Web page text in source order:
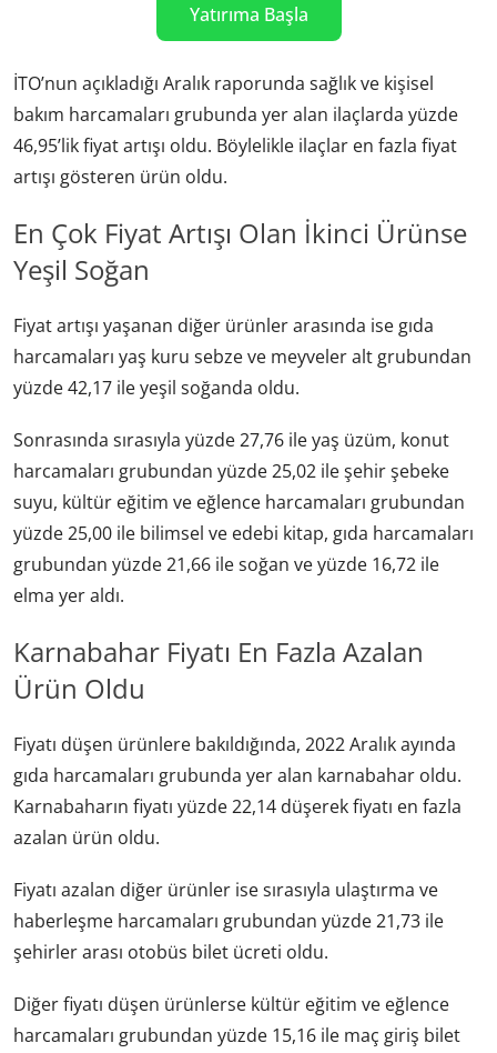
Yatırıma Başla
İTO’nun açıkladığı Aralık raporunda sağlık ve kişisel
bakım harcamaları grubunda yer alan ilaçlarda yüzde
46,95’lik fiyat artışı oldu. Böylelikle ilaçlar en fazla fiyat
artışı gösteren ürün oldu.
En Çok Fiyat Artışı Olan İkinci Ürünse
Yeşil Soğan
Fiyat artışı yaşanan diğer ürünler arasında ise gıda
harcamaları yaş kuru sebze ve meyveler alt grubundan
yüzde 42,17 ile yeşil soğanda oldu.
Sonrasında sırasıyla yüzde 27,76 ile yaş üzüm, konut
harcamaları grubundan yüzde 25,02 ile şehir şebeke
suyu, kültür eğitim ve eğlence harcamaları grubundan
yüzde 25,00 ile bilimsel ve edebi kitap, gıda harcamaları
grubundan yüzde 21,66 ile soğan ve yüzde 16,72 ile
elma yer aldı.
Karnabahar Fiyatı En Fazla Azalan
Ürün Oldu
Fiyatı düşen ürünlere bakıldığında, 2022 Aralık ayında
gıda harcamaları grubunda yer alan karnabahar oldu.
Karnabaharın fiyatı yüzde 22,14 düşerek fiyatı en fazla
azalan ürün oldu.
Fiyatı azalan diğer ürünler ise sırasıyla ulaştırma ve
haberleşme harcamaları grubundan yüzde 21,73 ile
şehirler arası otobüs bilet ücreti oldu.
Diğer fiyatı düşen ürünlerse kültür eğitim ve eğlence
harcamaları grubundan yüzde 15,16 ile maç giriş bilet